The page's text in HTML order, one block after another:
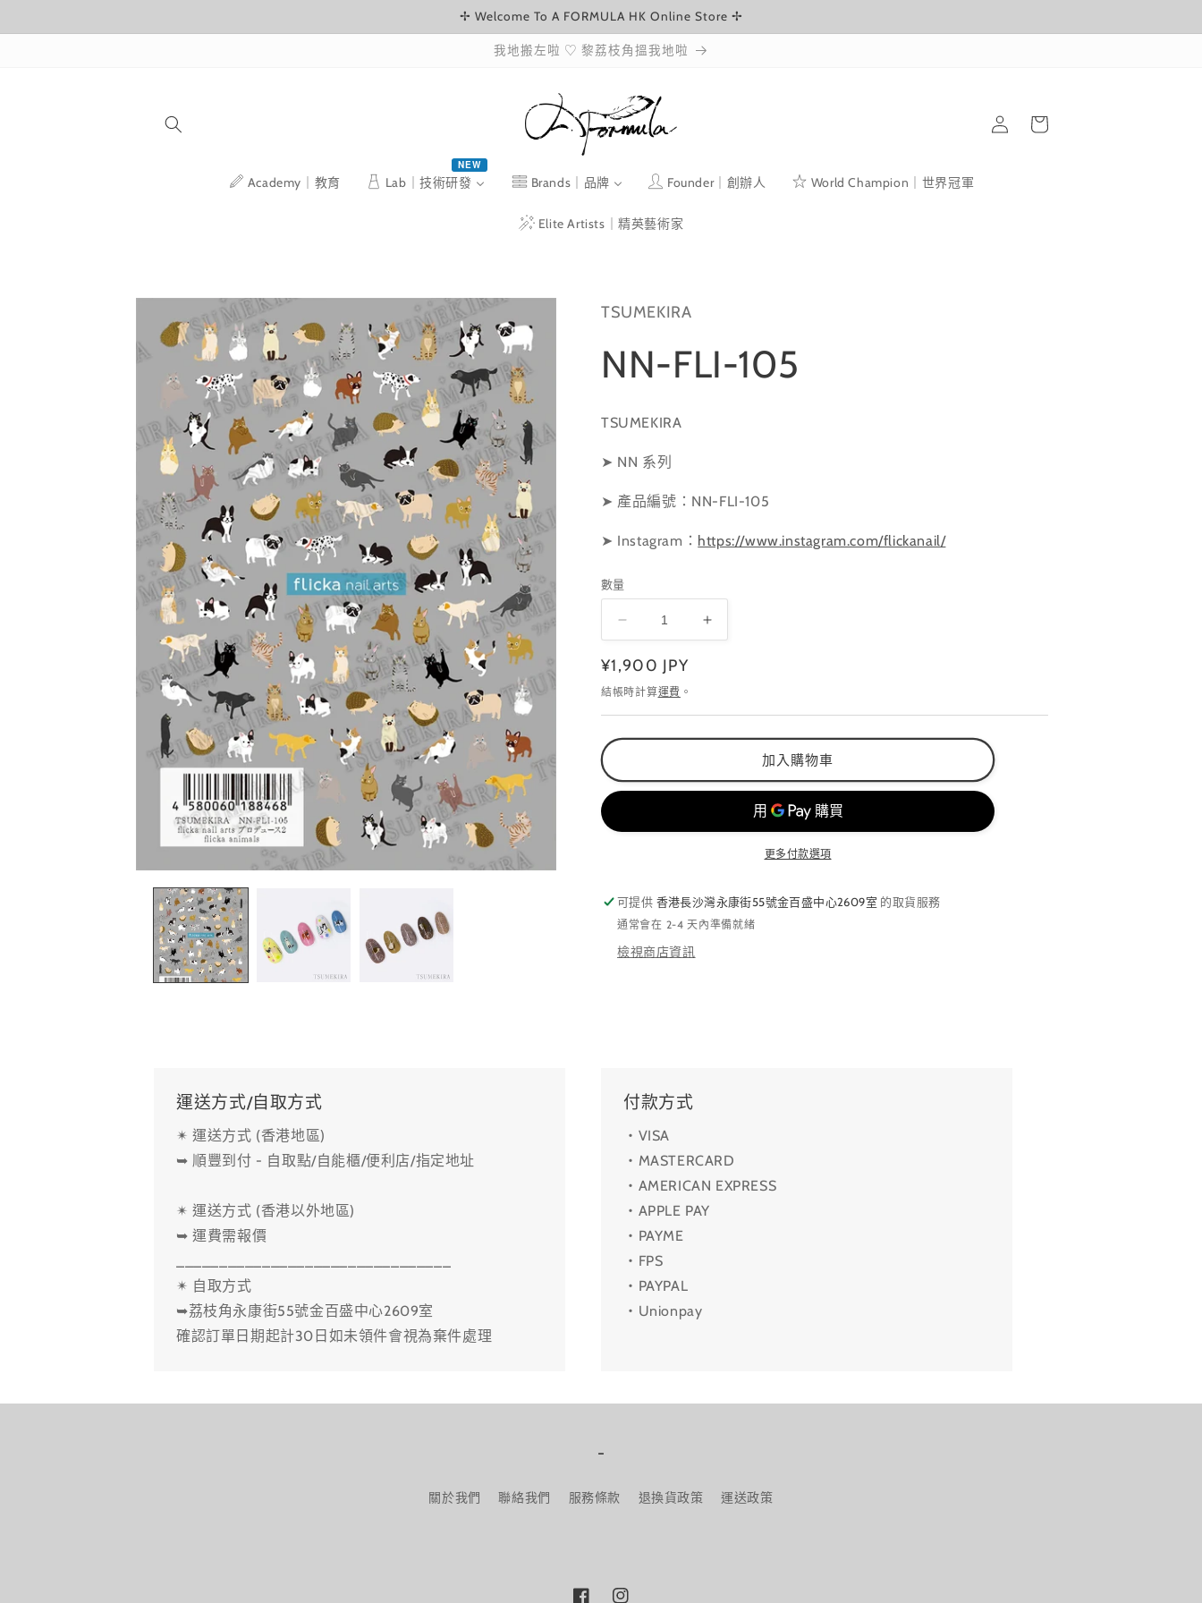
✢ Welcome To A FORMULA HK Online Store ✢
我地搬左啦 ♡ 黎荔枝角搵我地啦
Academy｜教育 Lab｜技術研發
NEW
Brands｜品牌 Founder｜創辦人 World Champion｜世界冠軍
Elite Artists｜精英藝術家
登
入
物
略過產品
資訊
TSUMEKIRA
NN-FLI-105
TSUMEKIRA
➤ NN 系列
➤ 產品編號：NN-FLI-105
➤ Instagram ： https://www.instagram.com/flickanail/
數量
FLI-
105
數
量
減
NN-
FLI-
量
增
定
價
¥1,900 JPY
結帳時計算運費 。
加入購物車
更多付款選項
可提供 香港長沙灣永康街55號金百盛中心2609室 的取貨服務
通常會在 2-4 天內準備就緒
檢視商店資訊
運送方式/自取方式
✴ 運送方式 (香港地區)
➥ 順豐到付 - 自取點/自能櫃/便利店/指定地址
✴ 運送方式 (香港以外地區)
➥ 運費需報價
✴ 自取方式
➥荔枝角永康街55號金百盛中心2609室
確認訂單日期起計30日如未領件會視為棄件處理
付款方式
・VISA
・MASTERCARD
・AMERICAN EXPRESS
・APPLE PAY
・PAYME
・FPS
・PAYPAL
・Unionpay
-
關於我們 聯絡我們 服務條款 退換貨政策 運送政策